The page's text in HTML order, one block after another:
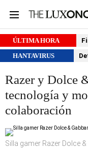
ÚLTIMA HORA
HANTAVIRUS
Razer y Dolce
tecnología y
colaboración
Silla gamer Razer Dolce